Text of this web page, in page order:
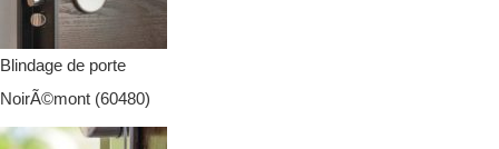
Blindage de porte
NoirÃ©mont (60480)